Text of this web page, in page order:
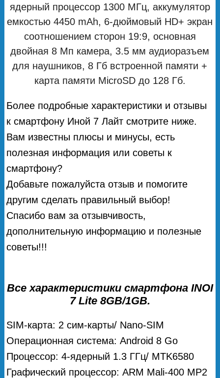
ядерный процессор 1300 МГц, аккумулятор
емкостью 4450 mAh, 6-дюймовый HD+ экран
соотношением сторон 19:9, основная
двойная 8 Мп камера, 3.5 мм аудиоразъем
для наушников, 8 Гб встроенной памяти +
карта памяти MicroSD до 128 Гб.
Более подробные характеристики и отзывы
к смартфону Иной 7 Лайт смотрите ниже.
Вам известны плюсы и минусы, есть
полезная информация или советы к
смартфону?
Добавьте пожалуйста отзыв и помогите
другим сделать правильный выбор!
Спасибо вам за отзывчивость,
дополнительную информацию и полезные
советы!!!
Все характеристики смартфона INOI
7 Lite 8GB/1GB.
SIM-карта: 2 сим-карты/ Nano-SIM
Операционная система: Android 8 Go
Процессор: 4-ядерный 1.3 ГГц/ MTK6580
Графический процессор: ARM Mali-400 MP2